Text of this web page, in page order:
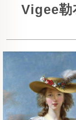
Vigee勒